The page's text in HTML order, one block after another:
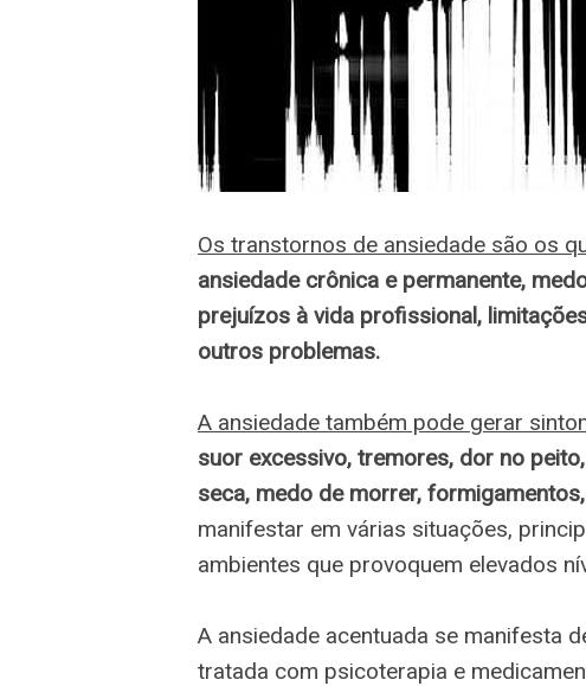
Os transtornos de ansiedade são os
ansiedade crônica e permanente,
prejuízos à vida profissional,
outros problemas.
A ansiedade também pode gerar
suor excessivo, tremores, dor no
seca, medo de morrer,
manifestar em várias situações,
ambientes que provoquem elevados
A ansiedade acentuada se manifesta
tratada com psicoterapia e